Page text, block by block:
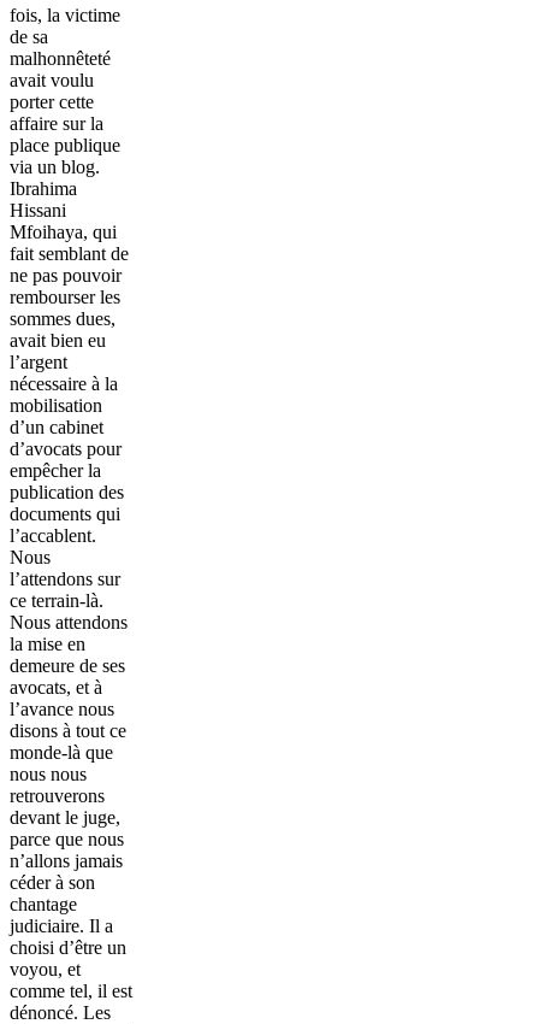
fois, la victime
de sa
malhonnêteté
avait voulu
porter cette
affaire sur la
place publique
via un blog.
Ibrahima
Hissani
Mfoihaya, qui
fait semblant de
ne pas pouvoir
rembourser les
sommes dues,
avait bien eu
l’argent
nécessaire à la
mobilisation
d’un cabinet
d’avocats pour
empêcher la
publication des
documents qui
l’accablent.
Nous
l’attendons sur
ce terrain-là.
Nous attendons
la mise en
demeure de ses
avocats, et à
l’avance nous
disons à tout ce
monde-là que
nous nous
retrouverons
devant le juge,
parce que nous
n’allons jamais
céder à son
chantage
judiciaire. Il a
choisi d’être un
voyou, et
comme tel, il est
dénoncé. Les